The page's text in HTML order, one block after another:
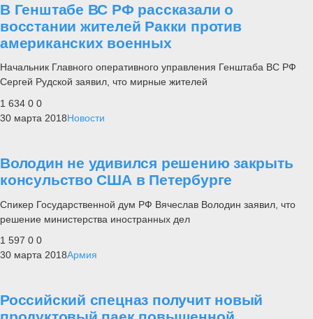
В Генштабе ВС РФ рассказали о
восстании жителей Ракки против
американских военных
Начальник Главного оперативного управления Генштаба ВС РФ
Сергей Рудской заявил, что мирные жителей
1 634 0 0
30 марта 2018Новости
Володин не удивился решению закрыть
консульство США в Петербурге
Спикер Государственной дум РФ Вячеслав Володин заявил, что
решение министерства иностранных дел
1 597 0 0
30 марта 2018Армия
Российский спецназ получит новый